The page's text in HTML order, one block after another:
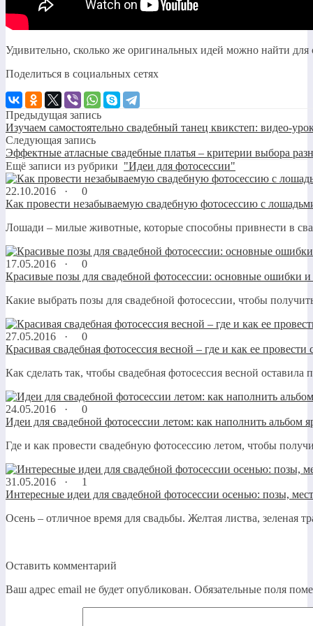
Удивительно, сколько же оригинальных идей можно найти для
Поделиться в социальных сетях
Предыдущая запись
Изучаем самостоятельно свадебный танец квикстеп: видео-
Следующая запись
Эффектные атласные свадебные платья – критерии выбора
Ещё записи из рубрики "Идеи для фотосессии"
22.10.2016 ·
0
Как провести незабываемую свадебную фотосессию с
Лошади – милые животные, которые способны привнести в
17.05.2016 ·
0
Красивые позы для свадебной фотосессии: основные ошибки и
Какие выбрать позы для свадебной фотосессии, чтобы
27.05.2016 ·
0
Красивая свадебная фотосессия весной – где и как ее
Как сделать так, чтобы свадебная фотосессия весной
24.05.2016 ·
0
Идеи для свадебной фотосессии летом: как наполнить альбом
Где и как провести свадебную фотосессию летом, чтобы
31.05.2016 ·
1
Интересные идеи для свадебной фотосессии осенью: позы,
Осень – отличное время для свадьбы. Желтая листва, зеленая
Оставить комментарий
Ваш адрес email не будет опубликован. Обязательные поля